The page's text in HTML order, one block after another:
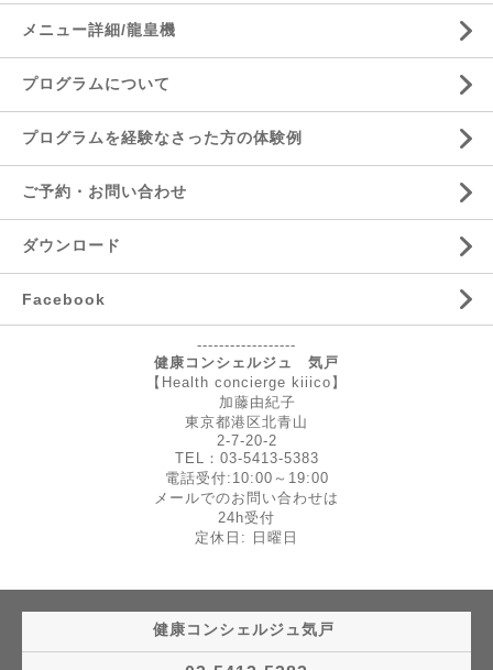
メニュー詳細/龍皇機
プログラムについて
プログラムを経験なさった方の体験例
ご予約・お問い合わせ
ダウンロード
Facebook
------------------
健康コンシェルジュ 気戸
【Health concierge kiiico】
加藤由紀子
東京都港区北青山
2-7-20-2
TEL：03-5413-5383
電話受付:10:00～19:00
メールでのお問い合わせは
24h受付
定休日: 日曜日
健康コンシェルジュ気戸